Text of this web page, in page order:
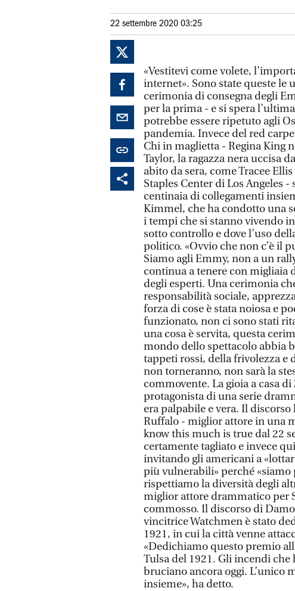
22 settembre 2020 03:25
«Vestitevi come volete,
internet». Sono state queste
cerimonia di consegna degli
per la prima - e si spera
potrebbe essere ripetuto agli
pandemia. Invece del red
Chi in maglietta - Regina King
Taylor, la ragazza nera uccisa
abito da sera, come Tracee
Staples Center di Los Angeles
centinaia di collegamenti
Kimmel, che ha condotto una
i tempi che si stanno vivendo
sotto controllo e dove l’uso
politico. «Ovvio che non c’è il
Siamo agli Emmy, non a un
continua a tenere con migliaia
degli esperti. Una cerimonia
responsabilità sociale,
forza di cose è stata noiosa e
funzionato, non ci sono stati
una cosa è servita, questa
mondo dello spettacolo abbia
tappeti rossi, della frivolezza e
non torneranno, non sarà la
commovente. La gioia a casa
protagonista di una serie
era palpabile e vera. Il
Ruffalo - miglior attore in una
know this much is true dal 22
certamente tagliato e invece
invitando gli americani a
più vulnerabili» perché
rispettiamo la diversità degli
miglior attore drammatico per
commosso. Il discorso di
vincitrice Watchmen è stato
1921, in cui la città venne
«Dedichiamo questo premio
Tulsa del 1921. Gli incendi
bruciano ancora oggi. L’unico
insieme», ha detto.